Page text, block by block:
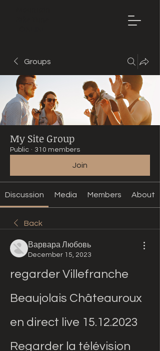
Groups
My Site Group
Public · 310 members
Join
Discussion Media Members About
Back
Варвара Любовь
December 15, 2023
regarder Villefranche
Beaujolais Châteauroux
en direct live 15.12.2023
Regarder la télévision